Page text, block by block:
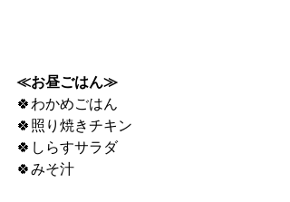
≪お昼ごはん≫
🍀わかめごはん
🍀照り焼きチキン
🍀しらすサラダ
🍀みそ汁